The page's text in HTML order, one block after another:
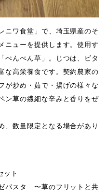
ニワ食堂」で、埼玉県産のそ
ニューを提供します。使用す
ぺんぺん草」。じつは、ビタ
な高栄養食です。契約農家の
が炒め・茹で・揚げの様々な
ン草の繊細な辛みと香りをぜ
数量限定となる場合があり
ット
パスタ 〜草のフリットと共